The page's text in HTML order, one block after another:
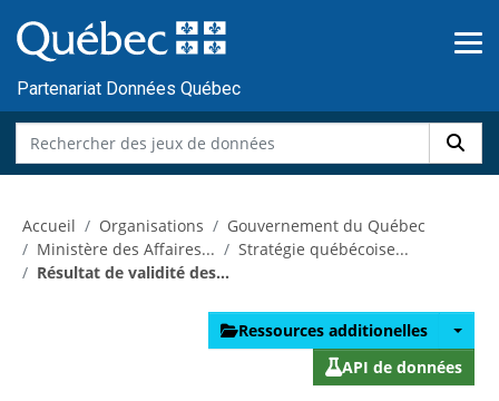
au
contenu
Partenariat Données Québec
Accueil Organisations
Gouvernement du Québec
Ministère des Affaires...
Stratégie québécoise...
Résultat de validité des...
Ressources additionelles
API de données